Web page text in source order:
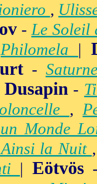
,
-Le Soleil
Philomela |
-
Dusapin-
,
Monde
la Nuit
| Eötvös